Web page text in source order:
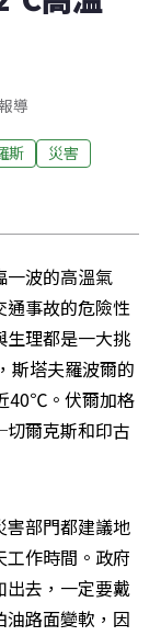
導
斯 災害
一波的高溫氣
通事故的危險性
生理都是一大挑
斯塔夫羅波爾的
40℃。伏爾加格
爾克斯和印古
害部門都建議地
作時間。政府
出去，一定要戴
路面變軟，因